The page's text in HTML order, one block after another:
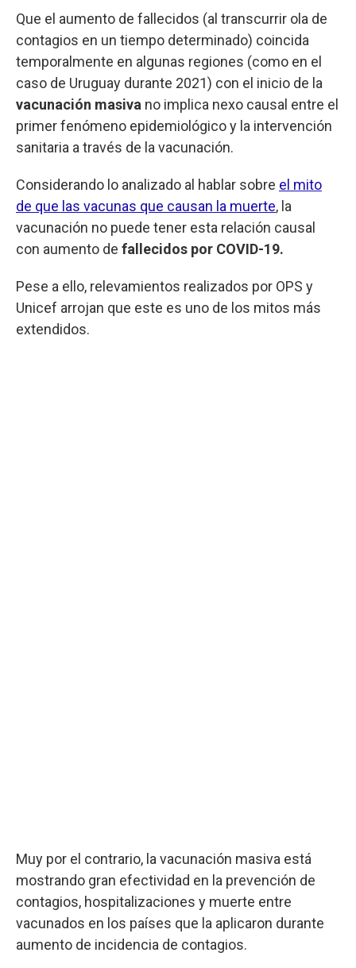
Que el aumento de fallecidos (al transcurrir ola de
contagios en un tiempo determinado) coincida
temporalmente en algunas regiones (como en el
caso de Uruguay durante 2021) con el inicio de la
vacunación masiva no implica nexo causal entre el
primer fenómeno epidemiológico y la intervención
sanitaria a través de la vacunación.
Considerando lo analizado al hablar sobre el mito
de que las vacunas que causan la muerte, la
vacunación no puede tener esta relación causal
con aumento de fallecidos por COVID-19.
Pese a ello, relevamientos realizados por OPS y
Unicef arrojan que este es uno de los mitos más
extendidos.
Muy por el contrario, la vacunación masiva está
mostrando gran efectividad en la prevención de
contagios, hospitalizaciones y muerte entre
vacunados en los países que la aplicaron durante
aumento de incidencia de contagios.